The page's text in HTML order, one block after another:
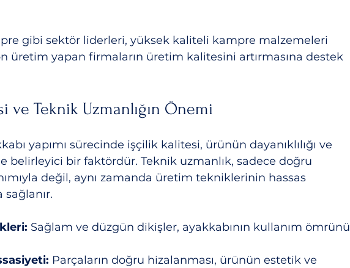
gibi sektör liderleri, yüksek kaliteli kampre malzemeleri
üretim yapan firmaların üretim kalitesini artırmasına destek
ve Teknik Uzmanlığın Önemi
yapımı sürecinde işçilik kalitesi, ürünün dayanıklılığı ve
belirleyici bir faktördür. Teknik uzmanlık, sadece doğru
değil, aynı zamanda üretim tekniklerinin hassas
sağlanır.
Sağlam ve düzgün dikişler, ayakkabının kullanım ömrünü
Parçaların doğru hizalanması, ürünün estetik ve